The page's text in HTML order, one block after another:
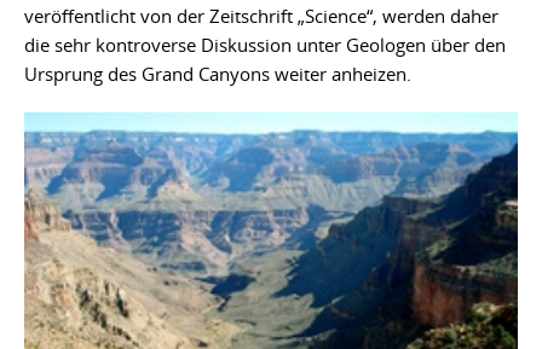
veröffentlicht von der Zeitschrift „Science“, werden daher
die sehr kontroverse Diskussion unter Geologen über den
Ursprung des Grand Canyons weiter anheizen.